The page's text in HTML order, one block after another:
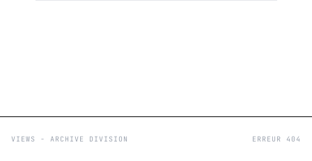
VIEWS - ARCHIVE DIVISION ERREUR 404